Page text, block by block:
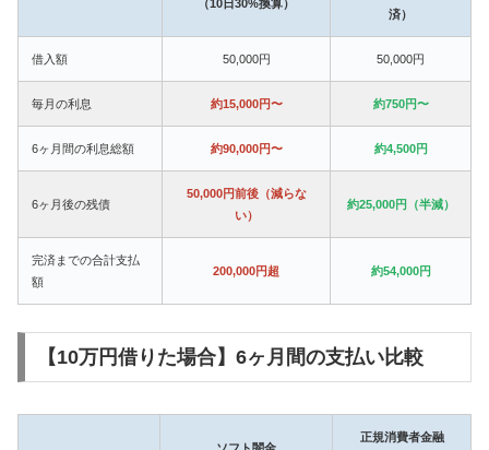
（10日30%換算）
済）
借入額 50,000円 50,000円
毎月の利息 約15,000円〜 約750円〜
6ヶ月間の利息総額 約90,000円〜 約4,500円
6ヶ月後の残債
50,000円前後（減らな
い）
約25,000円（半減）
完済までの合計支払
額
200,000円超 約54,000円
【10万円借りた場合】6ヶ月間の支払い比較
正規消費者金融